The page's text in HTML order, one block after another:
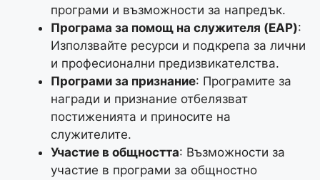
програми и възможности за напредък.
Програма за помощ на служителя (EAP):
Използвайте ресурси и подкрепа за лични
и професионални предизвикателства.
Програми за признание: Програмите за
награди и признание отбелязват
постиженията и приносите на
служителите.
Участие в общността: Възможности за
участие в програми за общностно